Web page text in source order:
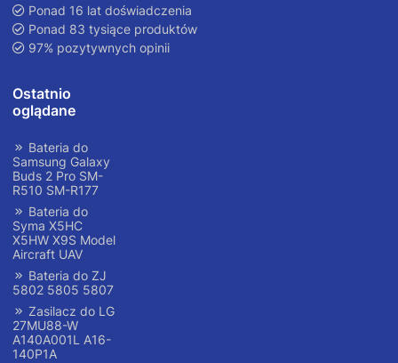
Ponad 16 lat doświadczenia
Ponad 83 tysiące produktów
97% pozytywnych opinii
Ostatnio
oglądane
Bateria do
Samsung Galaxy
Buds 2 Pro SM-
R510 SM-R177
Bateria do
Syma X5HC
X5HW X9S Model
Aircraft UAV
Bateria do ZJ
5802 5805 5807
Zasilacz do LG
27MU88-W
A140A001L A16-
140P1A